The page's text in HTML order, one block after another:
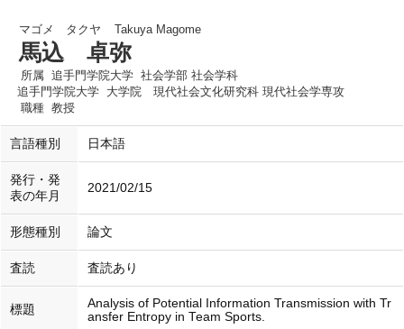
マゴメ タクヤ Takuya Magome
馬込 卓弥
所属 追手門学院大学 社会学部 社会学科
追手門学院大学 大学院 現代社会文化研究科 現代社会学専攻
職種 教授
言語種別 日本語
発行・発
表の年月
2021/02/15
形態種別 論文
査読 査読あり
標題
Analysis of Potential Information Transmission with Tr
ansfer Entropy in Team Sports.